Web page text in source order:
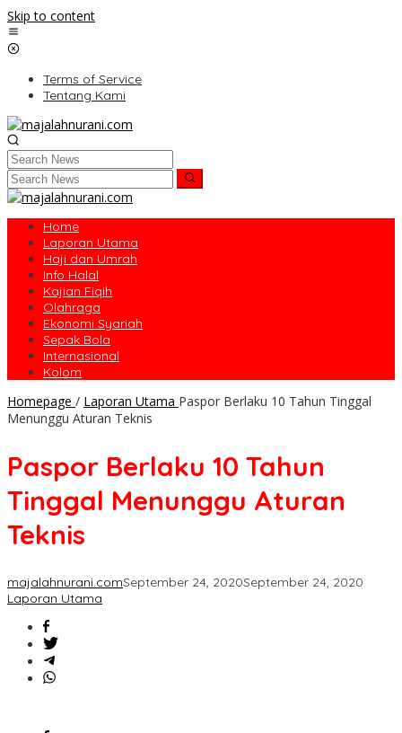
Skip to content
Terms of Service
Tentang Kami
Home
Laporan Utama
Haji dan Umrah
Info Halal
Kajian Fiqih
Olahraga
Ekonomi Syariah
Sepak Bola
Internasional
Kolom
Homepage / Laporan Utama Paspor Berlaku 10 Tahun Tinggal
Menunggu Aturan Teknis
Paspor Berlaku 10 Tahun
Tinggal Menunggu Aturan
Teknis
majalahnurani.comSeptember 24, 2020September 24, 2020
Laporan Utama